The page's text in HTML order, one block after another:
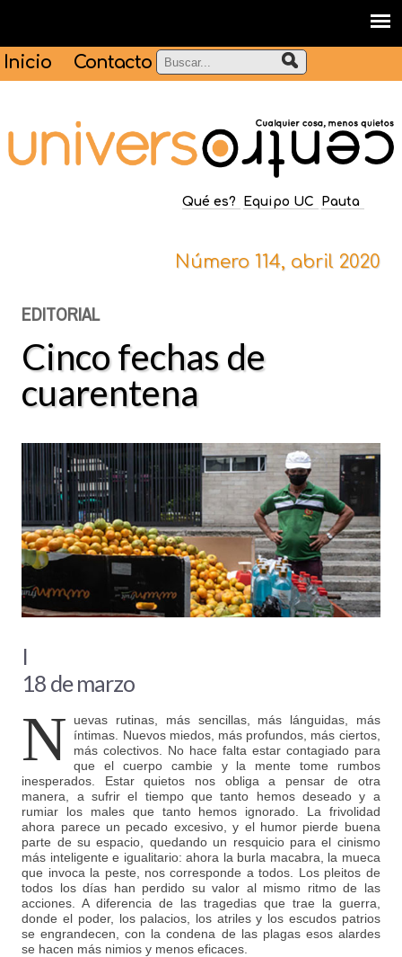
Inicio Contacto
Qué es? Equipo UC Pauta
Número 114, abril 2020
EDITORIAL
Cinco fechas de
cuarentena
I
18 de marzo
N
uevas rutinas, más sencillas, más lánguidas, más
íntimas. Nuevos miedos, más profundos, más ciertos,
más colectivos. No hace falta estar contagiado para
que el cuerpo cambie y la mente tome rumbos
inesperados. Estar quietos nos obliga a pensar de otra
manera, a sufrir el tiempo que tanto hemos deseado y a
rumiar los males que tanto hemos ignorado. La frivolidad
ahora parece un pecado excesivo, y el humor pierde buena
parte de su espacio, quedando un resquicio para el cinismo
más inteligente e igualitario: ahora la burla macabra, la mueca
que invoca la peste, nos corresponde a todos. Los pleitos de
todos los días han perdido su valor al mismo ritmo de las
acciones. A diferencia de las tragedias que trae la guerra,
donde el poder, los palacios, los atriles y los escudos patrios
se engrandecen, con la condena de las plagas esos alardes
se hacen más nimios y menos eficaces.